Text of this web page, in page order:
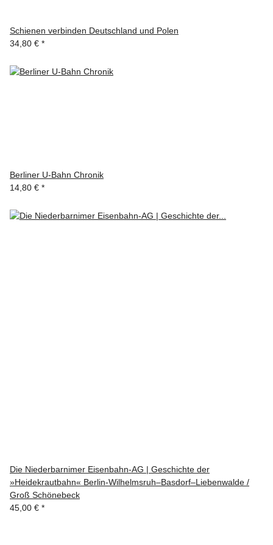
Schienen verbinden Deutschland und Polen
34,80 € *
Berliner U-Bahn Chronik
14,80 € *
Die Niederbarnimer Eisenbahn-AG | Geschichte der
»Heidekrautbahn« Berlin-Wilhelmsruh–Basdorf–Liebenwalde /
Groß Schönebeck
45,00 € *